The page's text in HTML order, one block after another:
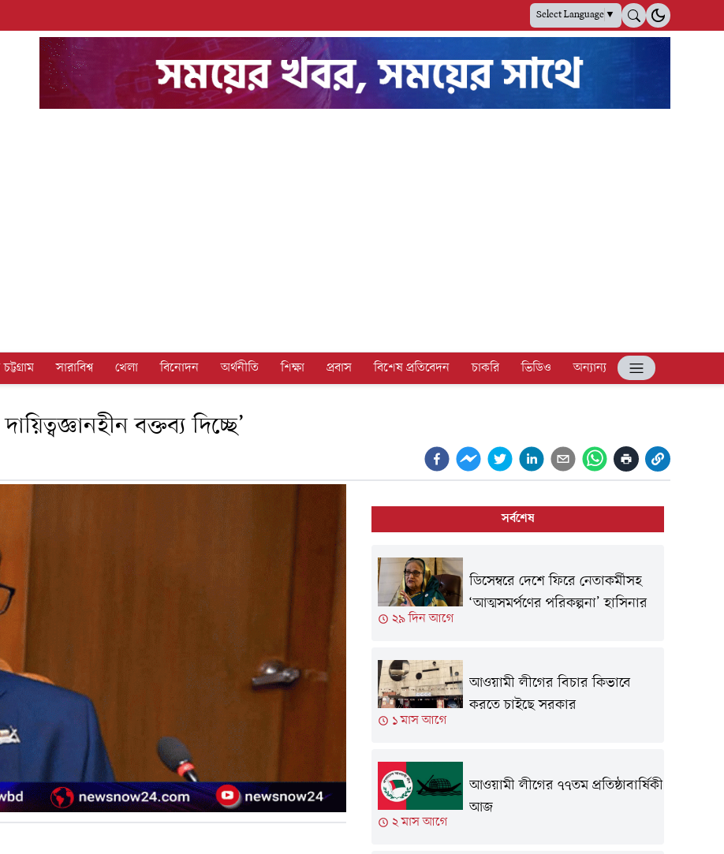
Select Language▼
সারাবিশ্ব খেলা বিনোদন অর্থনীতি শিক্ষা প্রবাস বিশেষ প্রতিবেদন চাকরি ভিডিও
অন্যান্য
বক্তব্য দিচ্ছে’
সর্বশেষ
২৯ দিন আগে
ডিসেম্বরে দেশে ফিরে নেতাকর্মীসহ
‘আত্মসমর্পণের পরিকল্পনা’ হাসিনার
১ মাস আগে
আওয়ামী লীগের বিচার কিভাবে
করতে চাইছে সরকার
২ মাস আগে
আওয়ামী লীগের ৭৭তম প্রতিষ্ঠাবার্ষিকী
আজ